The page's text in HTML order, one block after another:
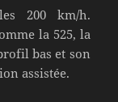
200 km/h.
la 525, la
bas et son
assistée.